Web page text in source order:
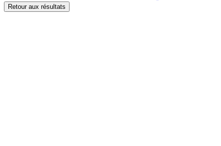
Retour aux résultats